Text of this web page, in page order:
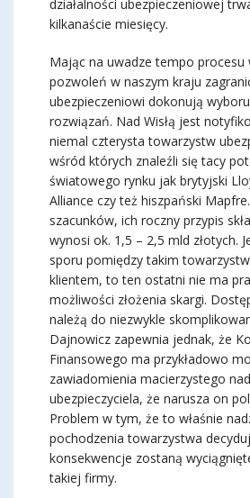
działalności ubezpieczeniowej
kilkanaście miesięcy.
Mając na uwadze tempo procesu
pozwoleń w naszym kraju
ubezpieczeniowi dokonują
rozwiązań. Nad Wisłą jest
niemal czterysta towarzystw
wśród których znaleźli się tacy
światowego rynku jak brytyjski
Alliance czy też hiszpański
szacunków, ich roczny przypis
wynosi ok. 1,5 – 2,5 mld złotych.
sporu pomiędzy takim
klientem, to ten ostatni nie ma
możliwości złożenia skargi.
należą do niezwykle
Dajnowicz zapewnia jednak, że
Finansowego ma przykładowo
zawiadomienia macierzystego
ubezpieczyciela, że narusza on
Problem w tym, że to właśnie
pochodzenia towarzystwa
konsekwencje zostaną
takiej firmy.